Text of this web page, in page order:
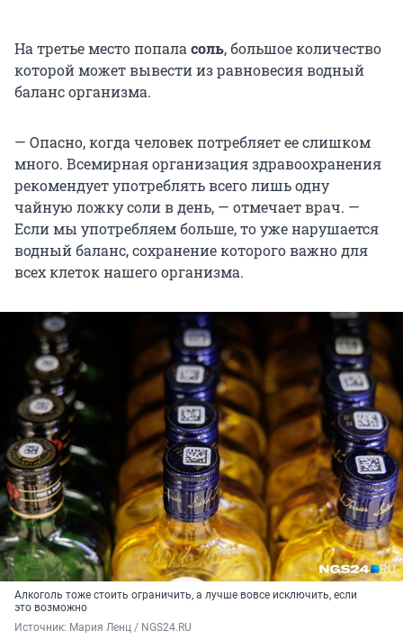
На третье место попаласоль, большое количество
которой может вывести из равновесия водный
баланс организма.
— Опасно, когда человек потребляет ее слишком
много. Всемирная организация здравоохранения
рекомендует употреблять всего лишь одну
чайную ложку соли в день, — отмечает врач. —
Если мы употребляем больше, то уже нарушается
водный баланс, сохранение которого важно для
всех клеток нашего организма.
Алкоголь тоже стоить ограничить, а лучше вовсе исключить, если
это возможно
Источник: Мария Ленц / NGS24.RU